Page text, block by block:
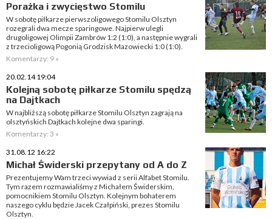
Porażka i zwycięstwo Stomilu
W sobotę piłkarze pierwszoligowego Stomilu Olsztyn
rozegrali dwa mecze sparingowe. Najpierw ulegli
drugoligowej Olimpii Zambrów 1:2 (1:0), a następnie wygrali
z trzecioligową Pogonią Grodzisk Mazowiecki 1:0 (1:0).
Komentarzy: 9 »
20.02.14 19:04
Kolejną sobotę piłkarze Stomilu spędzą
na Dajtkach
W najbliższą sobotę piłkarze Stomilu Olsztyn zagrają na
olsztyńskich Dajtkach kolejne dwa sparingi.
Komentarzy: 3 »
31.08.12 16:22
Michał Świderski przepytany od A do Z
Prezentujemy Wam trzeci wywiad z serii Alfabet Stomilu.
Tym razem rozmawialiśmy z Michałem Świderskim,
pomocnikiem Stomilu Olsztyn. Kolejnym bohaterem
naszego cyklu będzie Jacek Czałpiński, prezes Stomilu
Olsztyn.